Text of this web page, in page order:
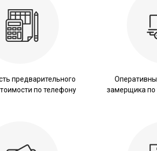
предварительного
по телефону
замерщика по